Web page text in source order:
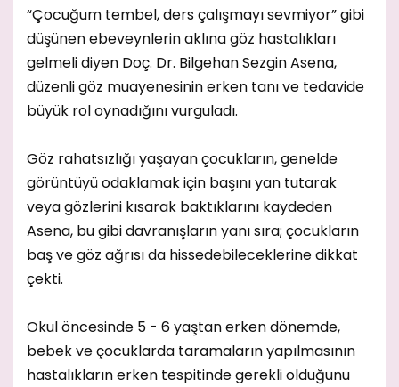
“Çocuğum tembel, ders çalışmayı sevmiyor” gibi
düşünen ebeveynlerin aklına göz hastalıkları
gelmeli diyen Doç. Dr. Bilgehan Sezgin Asena,
düzenli göz muayenesinin erken tanı ve tedavide
büyük rol oynadığını vurguladı.
Göz rahatsızlığı yaşayan çocukların, genelde
görüntüyü odaklamak için başını yan tutarak
veya gözlerini kısarak baktıklarını kaydeden
Asena, bu gibi davranışların yanı sıra; çocukların
baş ve göz ağrısı da hissedebileceklerine dikkat
çekti.
Okul öncesinde 5 - 6 yaştan erken dönemde,
bebek ve çocuklarda taramaların yapılmasının
hastalıkların erken tespitinde gerekli olduğunu